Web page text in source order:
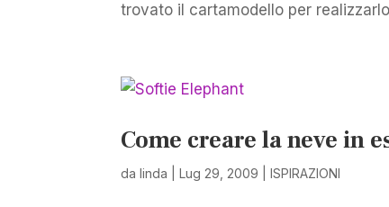
trovato il cartamodello per
Come creare la neve in
dalinda |Lug 29, 2009 |ISPIRAZIONI